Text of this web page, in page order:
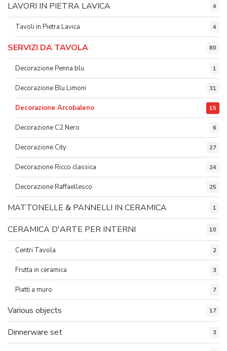
LAVORI IN PIETRA LAVICA 4
Tavoli in Pietra Lavica 4
SERVIZI DA TAVOLA 80
Decorazione Penna blu 1
Decorazione Blu Limoni 31
Decorazione Arcobaleno 15
Decorazione C2 Nero 6
Decorazione City 27
Decorazione Ricco classica 24
Decorazione Raffaellesco 25
MATTONELLE & PANNELLI IN CERAMICA 1
CERAMICA D'ARTE PER INTERNI 10
Centri Tavola 2
Frutta in ceramica 3
Piatti a muro 7
Various objects 17
Dinnerware set 3